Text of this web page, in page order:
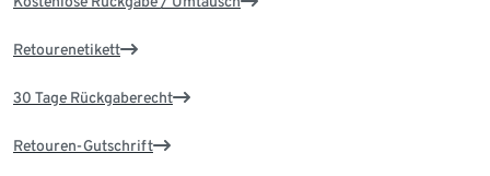
Retourenetikett
30 Tage Rückgaberecht
Retouren-Gutschrift